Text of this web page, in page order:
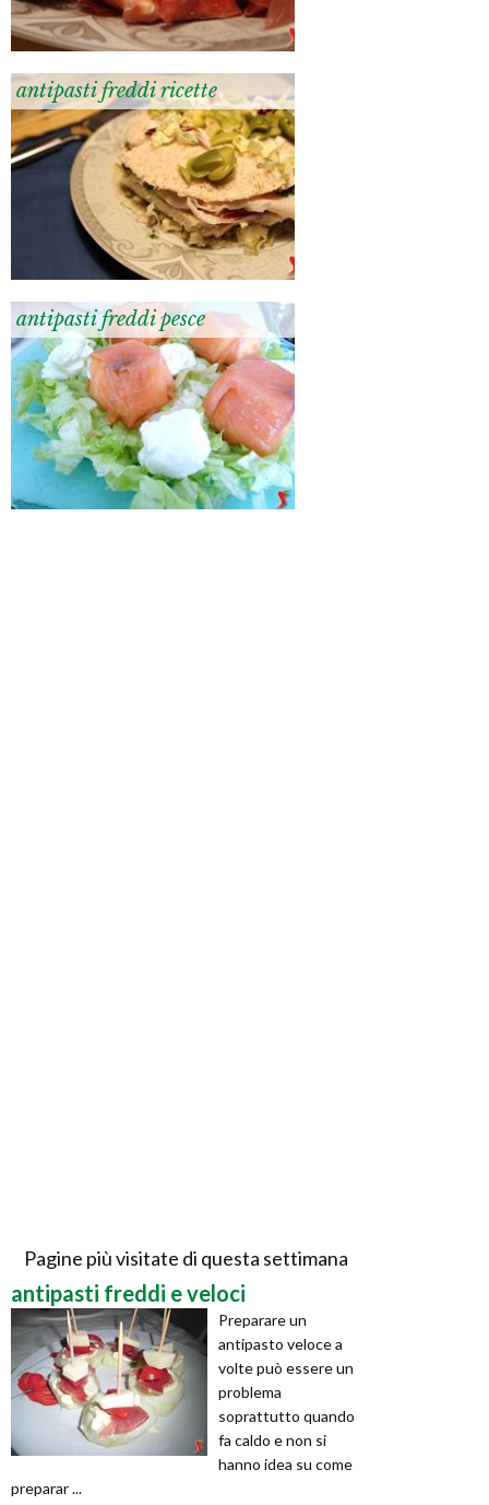
antipasti freddi ricette
antipasti freddi pesce
Pagine più visitate di questa settimana
antipasti freddi e veloci
Preparare un
antipasto veloce a
volte può essere un
problema
soprattutto quando
fa caldo e non si
hanno idea su come
preparar ...